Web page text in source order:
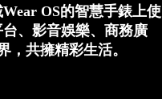
OS的智慧手錶上使
、影音娛樂、商務廣
共擁精彩生活。